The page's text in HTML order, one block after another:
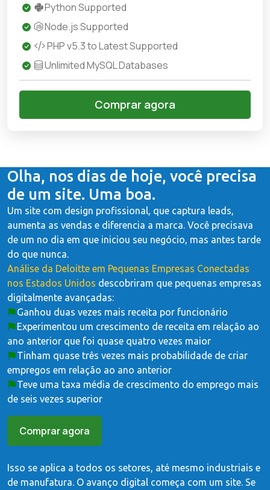
Python Supported
Node.js Supported
PHP v5.3 to Latest Supported
Unlimited MySQL Databases
Comprar agora
Olha, nos dias de hoje, você precisa
de um site. Uma boa.
Um site com design profissional, que captura leads,
aumenta as vendas e diferencia a marca. Você precisava
de um no dia em que iniciou seu negócio, mas antes tarde
do que nunca.
Análise da Deloitte em Pequenas Empresas Conectadas
nos Estados Unidos descobriram que pequenas empresas
digitalmente avançadas:
Ganhou duas vezes mais receita por funcionário
Experimentou um crescimento de receita em relação ao
ano anterior que foi quase quatro vezes maior
Tinham quase três vezes mais probabilidade de criar
empregos em relação ao ano anterior
Teve uma taxa média de crescimento do emprego mais
de seis vezes superior
Comprar agora
Isso se aplica a todos os setores, até mesmo industriais e
de manufatura. O avanço digital começa com um site. Se